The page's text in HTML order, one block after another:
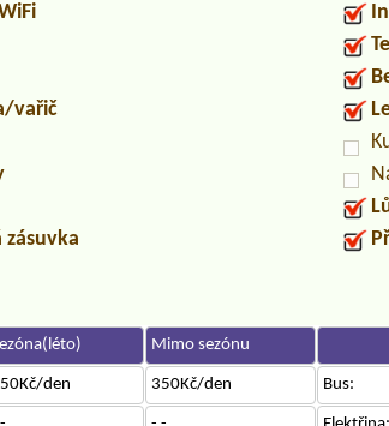
vařič
zásuvka
Mimo sezónu
den 350Kč/den Bus: